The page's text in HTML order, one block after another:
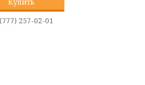
257-02-01